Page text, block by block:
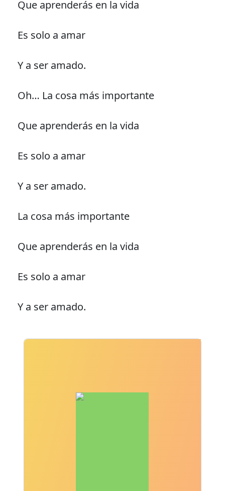
Que aprenderás en la vida
Es solo a amar
Y a ser amado.
Oh… La cosa más importante
Que aprenderás en la vida
Es solo a amar
Y a ser amado.
La cosa más importante
Que aprenderás en la vida
Es solo a amar
Y a ser amado.